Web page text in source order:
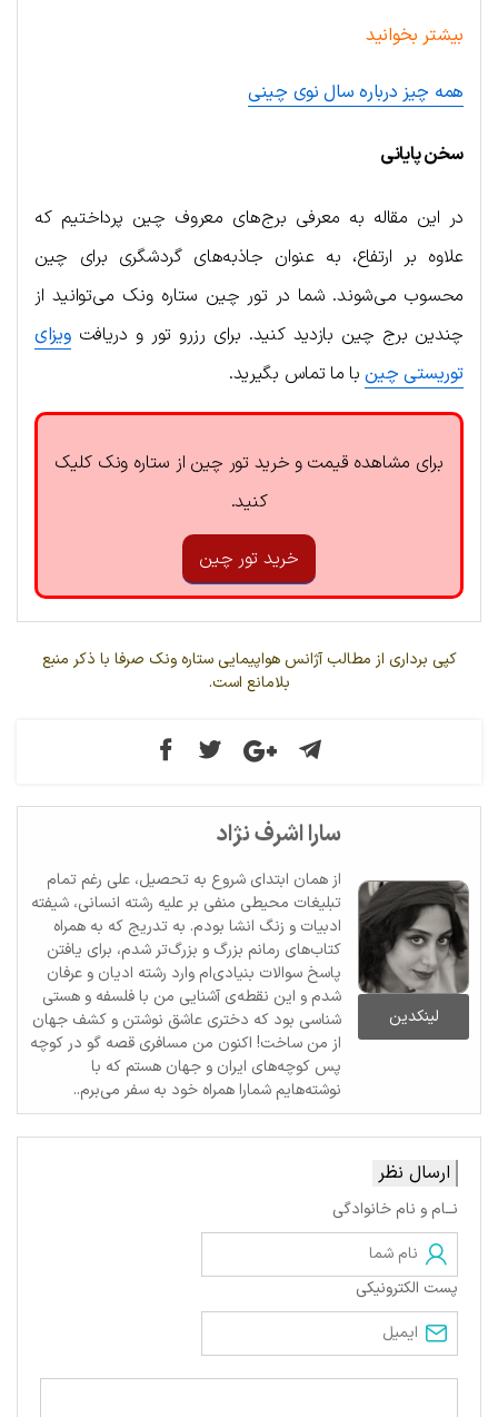
بیشتر بخوانید
همه چیز درباره سال نوی چینی
سخن پایانی
در این مقاله به معرفی برج‌های معروف چین پرداختیم که
علاوه بر ارتفاع، به عنوان جاذبه‌های گردشگری برای چین
محسوب می‌شوند. شما در تور چین ستاره ونک می‌توانید از
چندین برج چین بازدید کنید. برای رزرو تور و دریافتویزای
توریستی چینبا ما تماس بگیرید.
برای مشاهده قیمت و خرید تور چین از ستاره ونک کلیک
کنید.
خرید تور چین
کپی برداری از مطالب آژانس هواپیمایی ستاره ونک صرفا با ذکر منبع
بلامانع است.
لینکدین
سارا اشرف نژاد
از همان ابتدای شروع به تحصیل، علی رغم تمام
تبلیغات محیطی منفی بر علیه رشته انسانی، شیفته
ادبیات و زنگ انشا بودم. به تدریج که به همراه
کتاب‌های رمانم بزرگ‌ و بزرگ‌تر شدم، برای یافتن
پاسخ سوالات بنیادی‌ام وارد رشته ادیان و عرفان
شدم و این نقطه‌ی آشنایی من با فلسفه و هستی
شناسی بود که دختری عاشق نوشتن و کشف جهان
از من ساخت! اکنون من مسافری قصه گو در کوچه
پس کوچه‌های ایران و جهان هستم که با
نوشته‌هایم شمارا همراه خود به سفر می‌برم..
ارسال نظر
نــام و نام خانوادگی
پست الکترونیکی